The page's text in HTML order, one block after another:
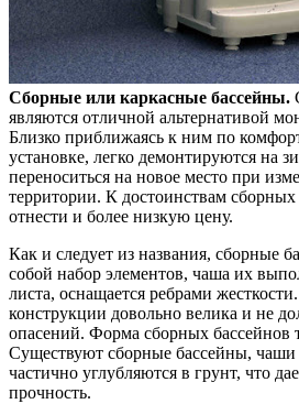
Сборные или каркасные бассейны.
являются отличной альтернативой
Близко приближаясь к ним по
установке, легко демонтируются на
переноситься на новое место при
территории. К достоинствам сборных
отнести и более низкую цену.
Как и следует из названия, сборные
собой набор элементов, чаша их
листа, оснащается ребрами
конструкции довольно велика и не
опасений. Форма сборных бассейнов
Существуют сборные бассейны,
частично углубляются в грунт, что
прочность.